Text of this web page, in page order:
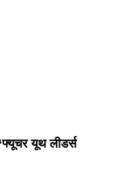
यूथ लीडर्स